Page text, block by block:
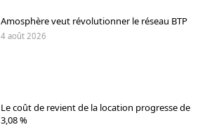
Amosphère veut révolutionner le réseau BTP
4 août 2026
Le coût de revient de la location progresse de
3,08 %